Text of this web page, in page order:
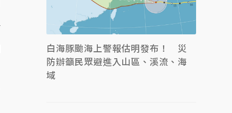
白海豚颱海上警報估明發布！ 災
防辦籲民眾避進入山區、溪流、海
域